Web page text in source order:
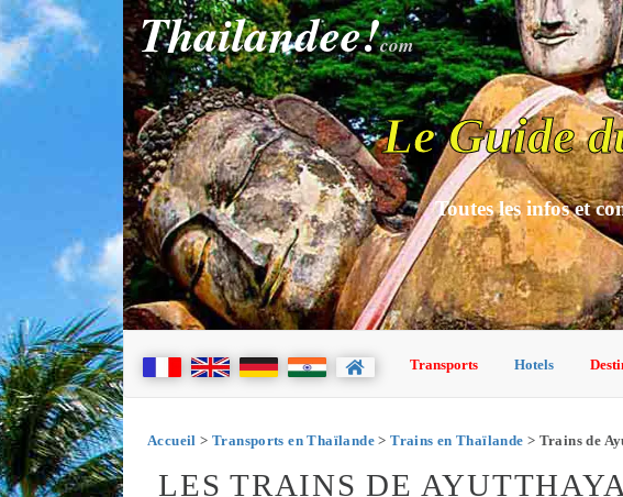
Thailandee!com
Le Guide
Toutes les infos et
Transports Hotels
Accueil > Transports en Thaïlande>Trains en Thaïlande > Trains de
LES TRAINS DE